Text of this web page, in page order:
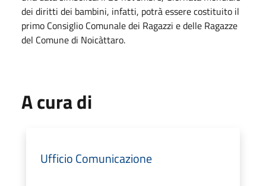
dei diritti dei bambini, infatti, potrà essere costituito il
primo Consiglio Comunale dei Ragazzi e delle Ragazze
del Comune di Noicàttaro.
A cura di
Ufficio Comunicazione